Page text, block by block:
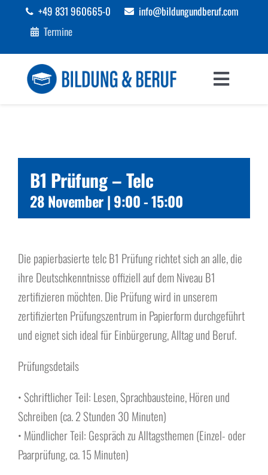
+49 831 960665-0
info@bildungundberuf.com
Termine
Toggle
Bildung
Beruf
Über uns
B1 Prüfung – Telc
28 November | 9:00-15:00
Die papierbasierte telc B1 Prüfung richtet sich an alle, die
ihre Deutschkenntnisse offiziell auf dem Niveau B1
zertifizieren möchten. Die Prüfung wird in unserem
zertifizierten Prüfungszentrum in Papierform durchgeführt
und eignet sich ideal für Einbürgerung, Alltag und Beruf.
Prüfungsdetails
• Schriftlicher Teil: Lesen, Sprachbausteine, Hören und
Schreiben (ca. 2 Stunden 30 Minuten)
• Mündlicher Teil: Gespräch zu Alltagsthemen (Einzel- oder
Paarprüfung, ca. 15 Minuten)